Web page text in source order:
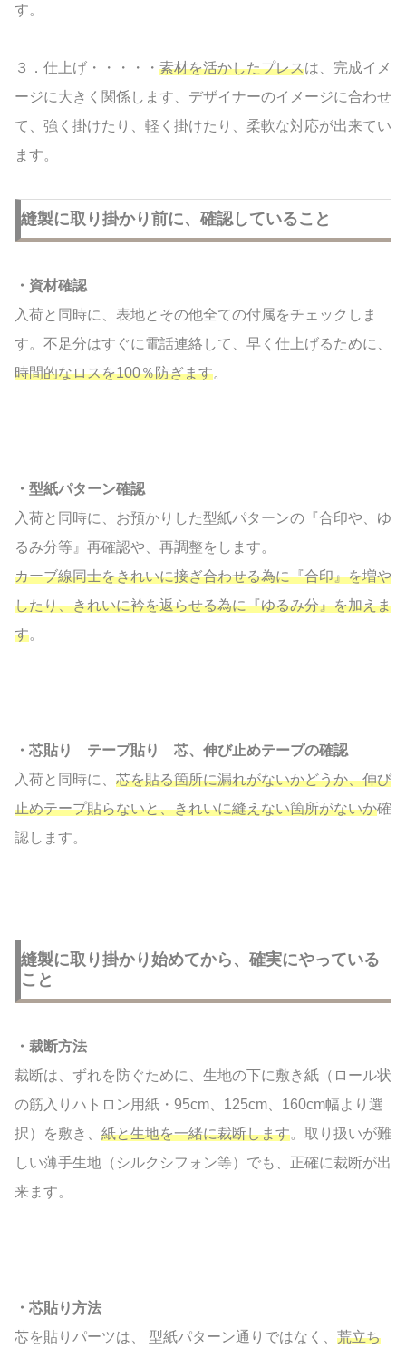
す。
３．仕上げ・・・・・ 素材を活かしたプレスは、完成イメ
ージに大きく関係します、デザイナーのイメージに合わせ
て、強く掛けたり、軽く掛けたり、柔軟な対応が出来てい
ます。
縫製に取り掛かり前に、確認していること
・資材確認
入荷と同時に、表地とその他全ての付属をチェックしま
す。不足分はすぐに電話連絡して、早く仕上げるために、
時間的なロスを100％防ぎます。
・型紙パターン確認
入荷と同時に、お預かりした型紙パターンの『合印や、ゆ
るみ分等』再確認や、再調整をします。
カーブ線同士をきれいに接ぎ合わせる為に『合印』を増や
したり、きれいに衿を返らせる為に『ゆるみ分』を加えま
す。
・芯貼り テープ貼り 芯、伸び止めテープの確認
入荷と同時に、 芯を貼る箇所に漏れがないかどうか、伸び
止めテープ貼らないと、きれいに縫えない箇所がないか確
認します。
縫製に取り掛かり始めてから、確実にやっている
こと
・裁断方法
裁断は、ずれを防ぐために、生地の下に敷き紙（ロール状
の筋入りハトロン用紙・95cm、125cm、160cm幅より選
択）を敷き、 紙と生地を一緒に裁断します。取り扱いが難
しい薄手生地（シルクシフォン等）でも、正確に裁断が出
来ます。
・芯貼り方法
芯を貼りパーツは、 型紙パターン通りではなく、 荒立ち